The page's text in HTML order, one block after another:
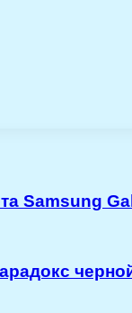
Samsung